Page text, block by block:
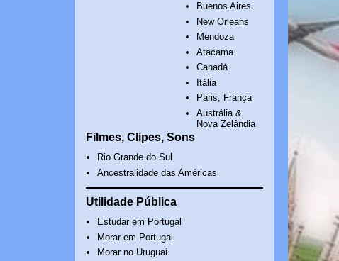
Buenos Aires
New Orleans
Mendoza
Atacama
Canadá
Itália
Paris, França
Austrália &
Nova Zelândia
Filmes, Clipes, Sons
Rio Grande do Sul
Ancestralidade das Américas
Utilidade Pública
Estudar em Portugal
Morar em Portugal
Morar no Uruguai